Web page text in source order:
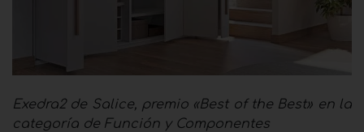
Exedra2 de Salice, premio «Best of the Best» en la
categoría de Función y Componentes